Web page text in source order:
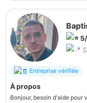
Entreprise vérifiée
À propos
Bonjour, besoin d'aide pour